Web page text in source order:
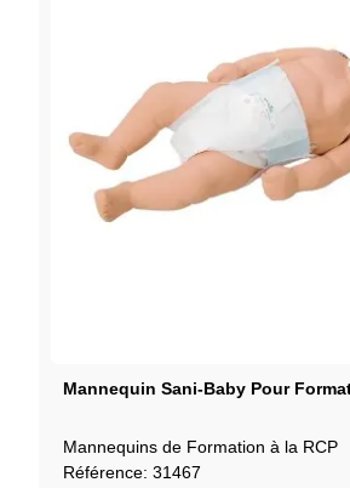
Mannequin Sani‑baby Pour
Mannequins de Formation à la RCP
Référence: 31467